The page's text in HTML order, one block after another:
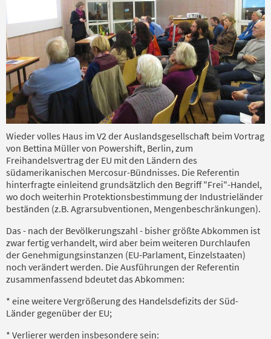
Wieder volles Haus im V2 der Auslandsgesellschaft beim Vortrag
von Bettina Müller von Powershift, Berlin, zum
Freihandelsvertrag der EU mit den Ländern des
südamerikanischen Mercosur-Bündnisses. Die Referentin
hinterfragte einleitend grundsätzlich den Begriff "Frei"-Handel,
wo doch weiterhin Protektionsbestimmung der Industrieländer
beständen (z.B. Agrarsubventionen, Mengenbeschränkungen).
Das - nach der Bevölkerungszahl - bisher größte Abkommen ist
zwar fertig verhandelt, wird aber beim weiteren Durchlaufen
der Genehmigungsinstanzen (EU-Parlament, Einzelstaaten)
noch verändert werden. Die Ausführungen der Referentin
zusammenfassend bdeutet das Abkommen:
* eine weitere Vergrößerung des Handelsdefizits der Süd-
Länder gegenüber der EU;
* Verlierer werden insbesondere sein: